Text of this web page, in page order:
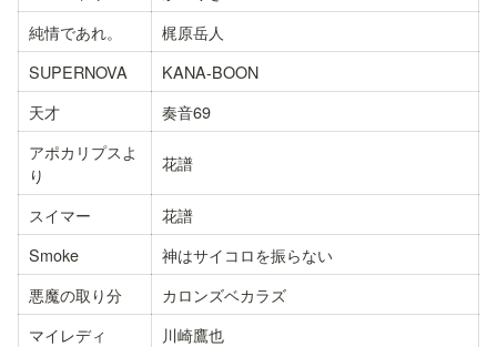
純情であれ。
梶原岳人
SUPERNOVA
KANA-BOON
天才
奏音69
アポカリプスよ
り
花譜
スイマー
花譜
Smoke
神はサイコロを振らない
悪魔の取り分
カロンズベカラズ
マイレディ
川崎鷹也